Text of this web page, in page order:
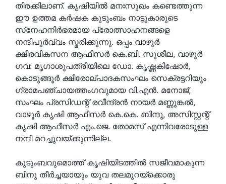
തിരക്കിലാണ്. കൃഷിയില്‍ മനഃസുഖം കണ്ടെത്തുന്ന
ഈ ഉത്തമ കര്‍ഷക കുടുംബം നാട്ടുകാരുടെ
സ്‌നേഹനിര്‍ഭരമായ പ്രോത്സാഹനങ്ങളെ
നന്ദിപൂര്‍വ്വം സ്മരിക്കുന്നു. ഒപ്പം വാഴൂര്‍
ക്ഷീരവികസന ആഫീസര്‍ കെ.ബി. സുശീല, വാഴൂര്‍
ഗവ: മൃഗാശുപത്രിയിലെ ഡോ. കൃഷ്ണകിഷോര്‍,
കൊടുങ്ങൂര്‍ ക്ഷീരോല്പാദകസംഘം സെക്രട്ടറിയും
ഗ്രാമപഞ്ചായത്തംഗവുമായ വി.എന്‍. മനോജ്,
സംഘം പ്രസിഡന്റ് രവീന്ദ്രന്‍ നായര്‍ മണ്ണുങ്കല്‍,
വാഴൂര്‍ കൃഷി ആഫീസര്‍ കെ.കെ. ബിന്ദു, അസിസ്റ്റന്റ്
കൃഷി ആഫീസര്‍ എം.ജെ. തോമസ് എന്നിവരോടുള്ള
നന്ദി മറച്ചുവയ്ക്കുന്നില്ല.
കുടുംബവുമൊത്ത് കൃഷിയിടത്തില്‍ സജീവമാകുന്ന
ബിനു തീര്‍ച്ചയായും യുവ തലമുറയ്‌ക്കൊരു